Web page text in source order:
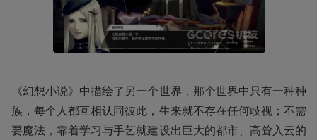
《幻想小说》中描绘了另一个世界，那个世界中只有一种种
族，每个人都互相认同彼此，生来就不存在任何歧视；不需
要魔法，靠着学习与手艺就建设出巨大的都市、高耸入云的